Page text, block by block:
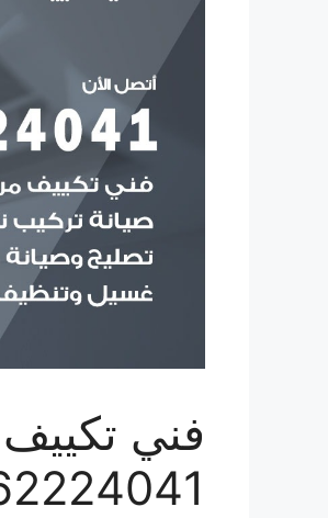
فني
62224041 / تركيب وصيانة تكييف